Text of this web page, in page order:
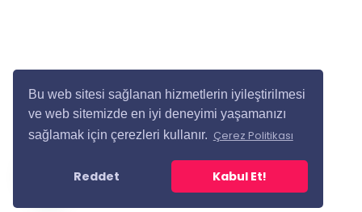
Bu web sitesi sağlanan hizmetlerin iyileştirilmesi
ve web sitemizde en iyi deneyimi yaşamanızı
sağlamak için çerezleri kullanır. Çerez Politikası
Reddet Kabul Et!